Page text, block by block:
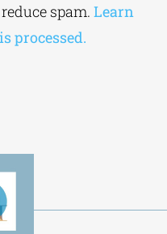
spam. Learn
processed.